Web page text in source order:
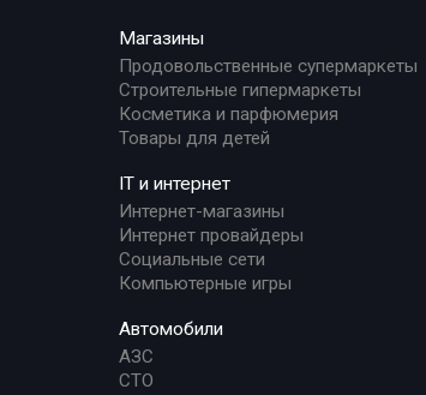
Магазины
Продовольственные супермаркеты
Строительные гипермаркеты
Косметика и парфюмерия
Товары для детей
IT и интернет
Интернет-магазины
Интернет провайдеры
Социальные сети
Компьютерные игры
Автомобили
АЗС
СТО